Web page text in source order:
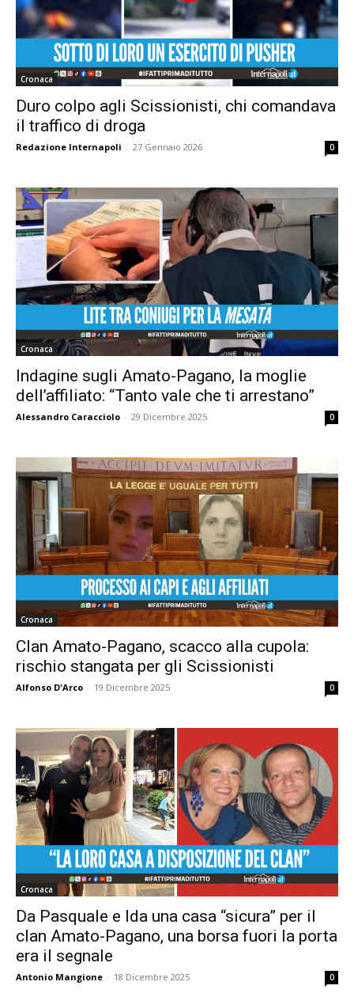
Cronaca
Duro colpo agli Scissionisti, chi comandava
il traffico di droga
Redazione Internapoli - 27 Gennaio 2026 0
Cronaca
Indagine sugli Amato-Pagano, la moglie
dell’affiliato: “Tanto vale che ti arrestano”
Alessandro Caracciolo - 29 Dicembre 2025 0
Cronaca
Clan Amato-Pagano, scacco alla cupola:
rischio stangata per gli Scissionisti
Alfonso D'Arco - 19 Dicembre 2025 0
Cronaca
Da Pasquale e Ida una casa “sicura” per il
clan Amato-Pagano, una borsa fuori la porta
era il segnale
Antonio Mangione - 18 Dicembre 2025 0